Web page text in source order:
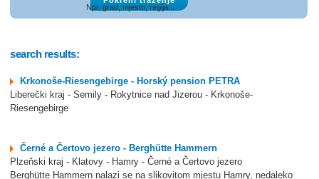
Putovanja: Pretraga na zemljovidu
"Last Minute"ponuda + Paušalna ponuda
Druga država
Npr. grad, mjesto, regija...
search results:
Krkonoše-Riesengebirge - Horský pension PETRA
Liberečki kraj - Semily - Rokytnice nad Jizerou - Krkonoše-
Riesengebirge
Černé a Čertovo jezero - Berghütte Hammern
Plzeňski kraj - Klatovy - Hamry - Černé a Čertovo jezero
Berghütte Hammern nalazi se na slikovitom mjestu Hamry, nedaleko